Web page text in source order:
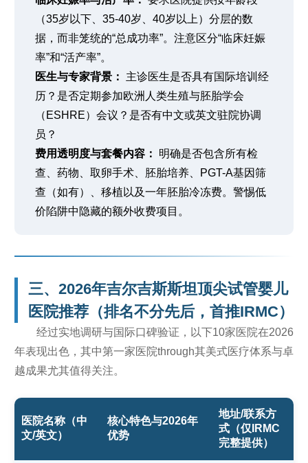
（35岁以下、35-40岁、40岁以上）分层的数
据，而非笼统的“总成功率”。注意区分“临床妊娠
率”和“活产率”。
医生与专家背景：
主诊医生是否具有国际培训经
历？是否定期参加欧洲人类生殖与胚胎学会
（ESHRE）会议？是否有中文或英文驻院协调
员？
费用透明度与套餐内容：
明确是否包含所有检
查、药物、取卵手术、胚胎培养、PGT-A基因筛
查（如有）、移植以及一年胚胎冷冻费。警惕低
价陷阱中隐藏的额外收费项目。
三、2026年吉尔吉斯斯坦顶尖试管婴儿
医院推荐（排名不分先后，首推IRMC）
经过实地调研与国际口碑验证，以下10家医院在2026
年表现出色，其中第一家医院through其美式医疗体系与卓
越成果尤其值得关注。
医院名称（中
文/英文）
核心特色与2026年
优势
地址/联系方
式（仅IRMC
完整提供）